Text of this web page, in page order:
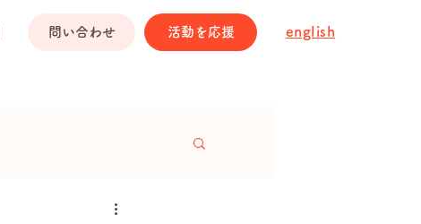
問い合わせ 活動を応援 english